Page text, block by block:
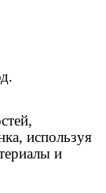
используя
и